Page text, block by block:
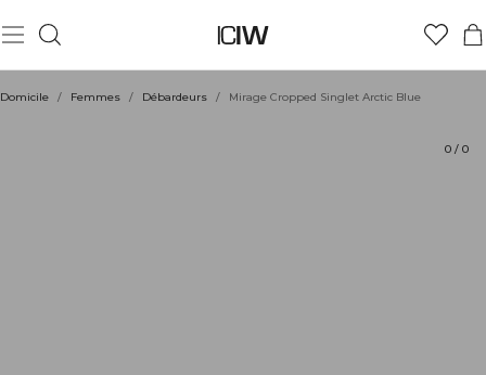
Domicile / Femmes / Débardeurs / Mirage Cropped Singlet Arctic Blue
0 / 0